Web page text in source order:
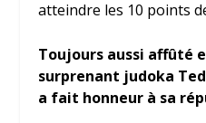
atteindre les 10 points
Toujours aussi affûté
surprenant judoka
a fait honneur à sa